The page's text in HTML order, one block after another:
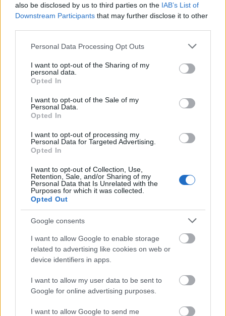
also be disclosed by us to third parties on the IAB’s List of
Downstream Participants that may further disclose it to other
Please note that this website/app uses one or more Google
not limited to your visit or usage behaviour. You may click to
grant or deny consent to Google and its third-party tags to
use your data for below specified purposes in below Google
consent section.
Personal Data Processing Opt Outs
I want to opt-out of the Sharing of my
personal data.
Opted In
I want to opt-out of the Sale of my
Personal Data.
Opted In
I want to opt-out of processing my
Personal Data for Targeted Advertising.
Opted In
I want to opt-out of Collection, Use,
Retention, Sale, and/or Sharing of my
Personal Data that Is Unrelated with the
Purposes for which it was collected.
Opted Out
Google consents
I want to allow Google to enable storage
related to advertising like cookies on web or
device identifiers in apps.
I want to allow my user data to be sent to
Google for online advertising purposes.
I want to allow Google to send me
MAGYAR ÉPÍTŐK
Hódmezővásárhely iskolaépítés oktatási beruházás
Másfélszeresére bővítik Hódmezővásárhely jó hírű
református iskoláját
A Szőnyi Benjámin Általános Iskola fejlesztését a FERROÉP
kivitelezheti; a munkák csaknem egy évig tartanak majd.
Flórián téri felüljárón